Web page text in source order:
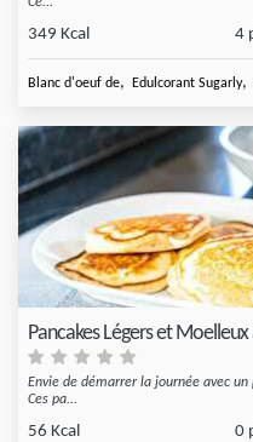
349 Kcal 4
Blanc d'oeuf de, Edulcorant Sugarly,
Pancakes Légers et
Envie de démarrer la journée avec
Ces pa...
56 Kcal 0